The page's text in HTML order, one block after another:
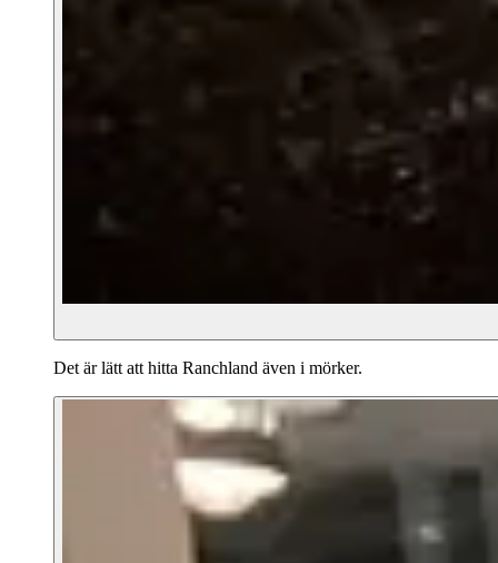
Det är lätt att hitta Ranchland även i mörker.